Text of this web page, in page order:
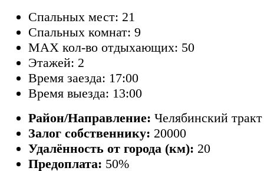
Спальных мест: 21
Спальных комнат: 9
MAX кол-во отдыхающих: 50
Этажей: 2
Время заезда: 17:00
Время выезда: 13:00
Район/Направление: Челябинский тракт
Залог собственнику: 20000
Удалённость от города (км): 20
Предоплата: 50%